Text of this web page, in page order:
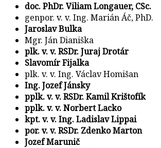
doc. PhDr. Viliam Longauer, CSc.
genpor. v. v. Ing. Marián Áč, PhD.
Jaroslav Bulka
Mgr. Ján Dianiška
plk. v. v. RSDr. Juraj Drotár
Slavomír Fijalka
plk. v. v. Ing. Václav Homišan
Ing. Jozef Jánsky
pplk. v. v. RSDr. Kamil Krištofík
pplk. v. v. Norbert Lacko
kpt. v. v. Ing. Ladislav Lippai
por. v. v. RSDr. Zdenko Marton
Jozef Marunič